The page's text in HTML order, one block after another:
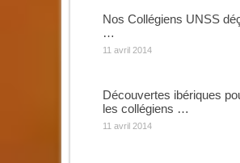
Nos Collégiens UNSS
…
11 avril 2014
Découvertes ibériques
les collégiens …
11 avril 2014